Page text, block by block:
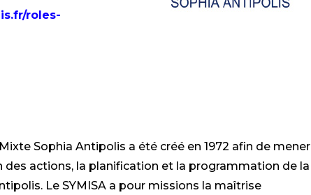
roles-
Sophia Antipolis a été créé en 1972 afin de mener
des actions, la planification et la programmation de la
Le SYMISA a pour missions la maîtrise